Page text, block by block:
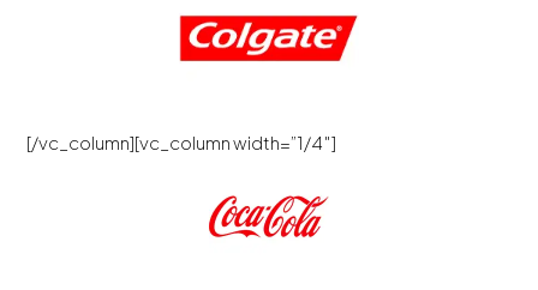
[/vc_column][vc_column width=”1/4″]